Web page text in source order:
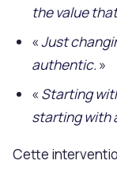
the value
«Just
authentic.»
« Starting
starting with
Cette